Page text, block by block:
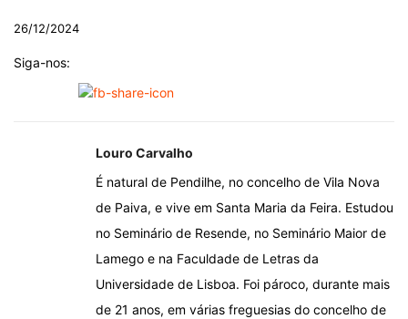
26/12/2024
Siga-nos:
Louro Carvalho
É natural de Pendilhe, no concelho de Vila Nova
de Paiva, e vive em Santa Maria da Feira. Estudou
no Seminário de Resende, no Seminário Maior de
Lamego e na Faculdade de Letras da
Universidade de Lisboa. Foi pároco, durante mais
de 21 anos, em várias freguesias do concelho de